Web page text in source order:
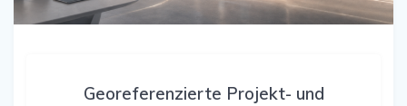
Georeferenzierte Projekt- und